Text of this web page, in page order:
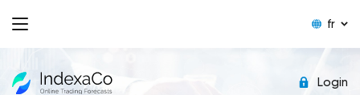
fr
Login